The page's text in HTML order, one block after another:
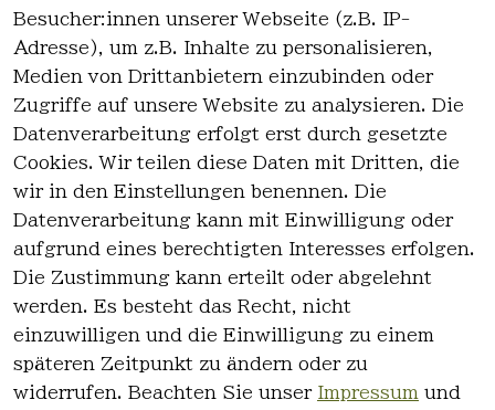
Besucher:innen unserer Webseite (z.B. IP-
Adresse), um z.B. Inhalte zu personalisieren,
Medien von Drittanbietern einzubinden oder
Zugriffe auf unsere Website zu analysieren. Die
Datenverarbeitung erfolgt erst durch gesetzte
Cookies. Wir teilen diese Daten mit Dritten, die
wir in den Einstellungen benennen. Die
Datenverarbeitung kann mit Einwilligung oder
aufgrund eines berechtigten Interesses erfolgen.
Die Zustimmung kann erteilt oder abgelehnt
werden. Es besteht das Recht, nicht
einzuwilligen und die Einwilligung zu einem
späteren Zeitpunkt zu ändern oder zu
widerrufen. Beachten Sie unser Impressum und
es
AGB
Datenschutz
Widerrufsre
Kontakt
Kontakt
Registrieren